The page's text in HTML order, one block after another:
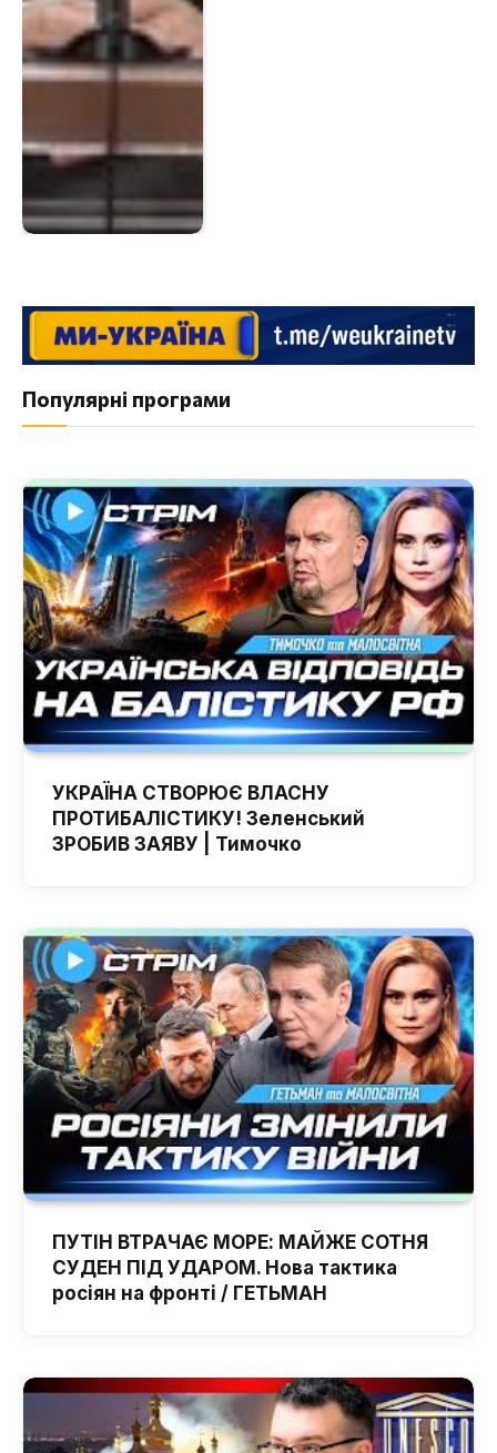
Популярні програми
УКРАЇНА СТВОРЮЄ ВЛАСНУ
ПРОТИБАЛІСТИКУ! Зеленський
ЗРОБИВ ЗАЯВУ | Тимочко
ПУТІН ВТРАЧАЄ МОРЕ: МАЙЖЕ СОТНЯ
СУДЕН ПІД УДАРОМ. Нова тактика
росіян на фронті / ГЕТЬМАН